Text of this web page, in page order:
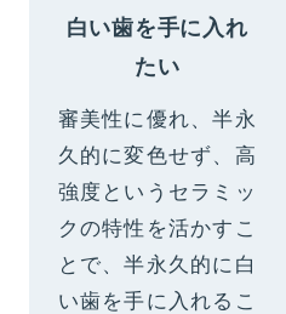
白い歯を手に入れ
たい
審美性に優れ、半永
久的に変色せず、高
強度というセラミッ
クの特性を活かすこ
とで、半永久的に白
い歯を手に入れるこ